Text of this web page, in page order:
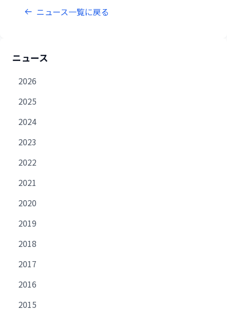
ニュース一覧に戻る
ニュース
2026
2025
2024
2023
2022
2021
2020
2019
2018
2017
2016
2015